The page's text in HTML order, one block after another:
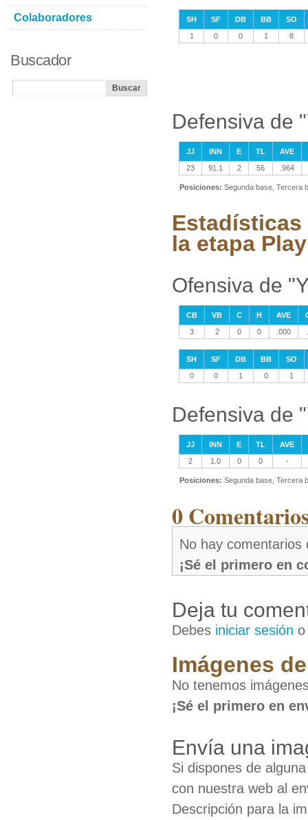
SH SF DB BB
SO
1
0 0 1 8
Defensiva de
JJ INN E TL
AVE
23
91.1 2 56 .964
Posiciones: Segunda base, Tercera
Estadísticas
la etapa
Ofensiva de
CB VB C H AVE
3
2 0 0 .000
SH SF DB BB
SO
0
0 1 0 1
Defensiva de
JJ INN E TL
AVE
2
1.0 0 0 -
Posiciones: Segunda base, Tercera
0
No hay comentarios
¡Sé el primero en
Deja tu
Debes iniciar sesión
Imágenes
No tenemos
¡Sé el primero en
Envía una
Si dispones de
con nuestra web al
Descripción para la
Colaboradores
Buscador